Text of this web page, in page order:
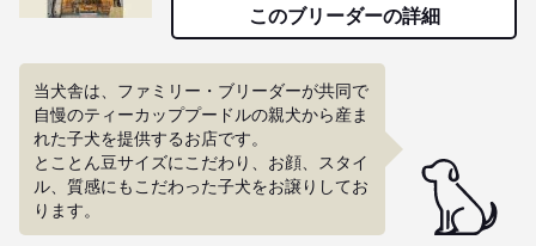
このブリーダーの詳細
当犬舎は、ファミリー・ブリーダーが共同で
自慢のティーカッププードルの親犬から産ま
れた子犬を提供するお店です。
とことん豆サイズにこだわり、お顔、スタイ
ル、質感にもこだわった子犬をお譲りしてお
ります。